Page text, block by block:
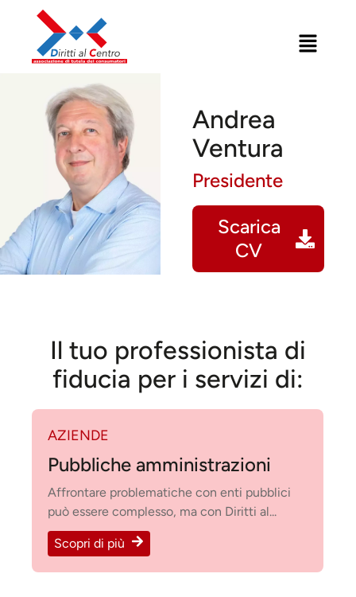
Andrea
Ventura
Presidente
Scarica
CV
Il tuo professionista di
fiducia per i servizi di:
AZIENDE
Pubbliche amministrazioni
Affrontare problematiche con enti pubblici
può essere complesso, ma con Diritti al...
Scopri di più